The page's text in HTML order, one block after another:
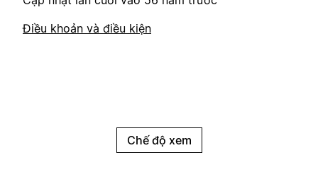
Điều khoản và điều kiện
Chế độ xem